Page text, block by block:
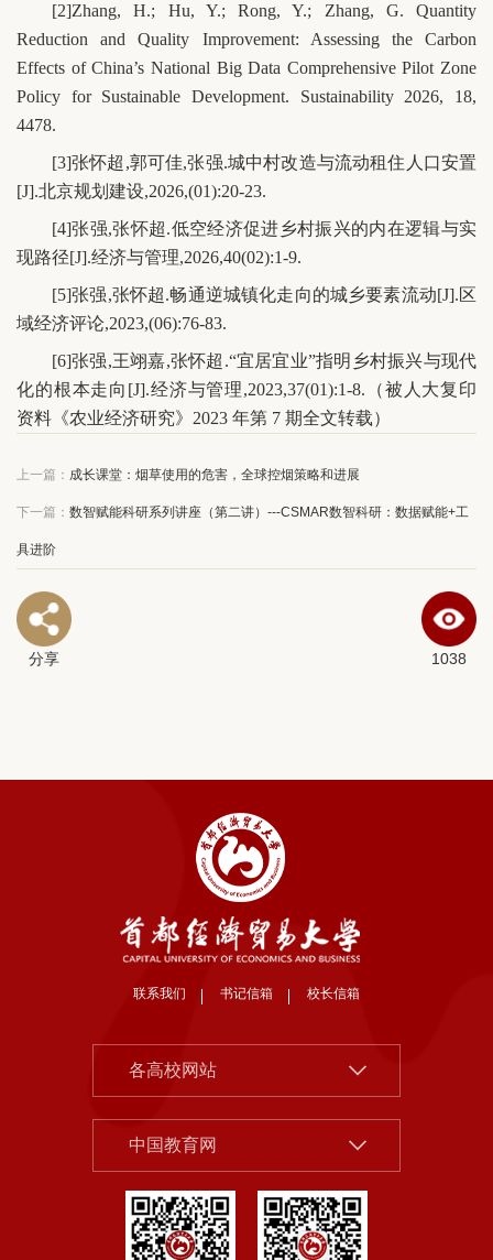
[2]Zhang, H.; Hu, Y.; Rong, Y.; Zhang, G. Quantity
Reduction and Quality Improvement: Assessing the Carbon
Effects of China’s National Big Data Comprehensive Pilot Zone
Policy for Sustainable Development. Sustainability 2026, 18,
4478.
[3]张怀超,郭可佳,张强.城中村改造与流动租住人口安置
[J].北京规划建设,2026,(01):20-23.
[4]张强,张怀超.低空经济促进乡村振兴的内在逻辑与实
现路径[J].经济与管理,2026,40(02):1-9.
[5]张强,张怀超.畅通逆城镇化走向的城乡要素流动[J].区
域经济评论,2023,(06):76-83.
[6]张强,王翊嘉,张怀超.“宜居宜业”指明乡村振兴与现代
化的根本走向[J].经济与管理,2023,37(01):1-8.（被人大复印
资料《农业经济研究》2023 年第 7 期全文转载）
上一篇： 成长课堂：烟草使用的危害，全球控烟策略和进展
下一篇： 数智赋能科研系列讲座（第二讲）---CSMAR数智科研：数据赋能+工
具进阶
分享 1038
各高校网站
北京大学
清华大学
中国人民大学
中央财经大学
对外经济贸易大学
中国教育网
中国社会科学院
北京市教委
首都之窗
教育部
联系我们 书记信箱 校长信箱